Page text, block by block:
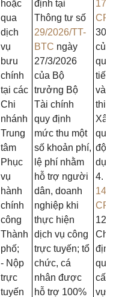
hoặc
qua
dịch
vụ
bưu
chính
tại các
Chi
nhánh
Trung
tâm
Phục
vụ
hành
chính
công
Thành
phố;
- Nộp
trực
tuyến
định tại
Thông tư số
29/2026/TT-
BTC ngày
27/3/2026
của Bộ
trưởng Bộ
Tài chính
quy định
mức thu một
số khoản phí,
lệ phí nhằm
hỗ trợ người
dân, doanh
nghiệp khi
thực hiện
dịch vụ công
trực tuyến; tổ
chức, cá
nhân được
hỗ trợ 100%
175/
CP
30/12/
của
quy
tiết
và
thi
Xây
quản
động
dựng.
4.
144/
CP
12/6/
Chính
định
cấp
vực